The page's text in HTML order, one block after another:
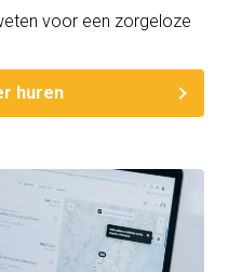
voor een zorgeloze
huren